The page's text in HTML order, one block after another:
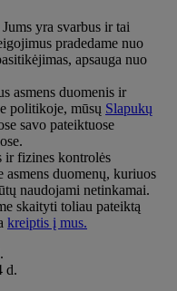
yra svarbus ir tai
pradedame nuo
apsauga nuo
asmens duomenis ir
politikoje, mūsų Slapukų
savo pateiktuose
ir fizines kontrolės
duomenų, kuriuos
naudojami netinkamai.
skaityti toliau pateiktą
kreiptis į mus.
d.